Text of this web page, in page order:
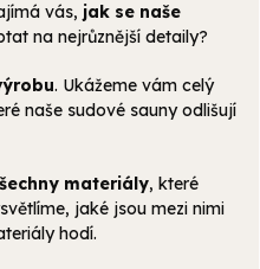
vás, jak se naše
na nejrůznější detaily?
. Ukážeme vám celý
naše sudové sauny odlišují
materiály, které
jaké jsou mezi nimi
hodí.